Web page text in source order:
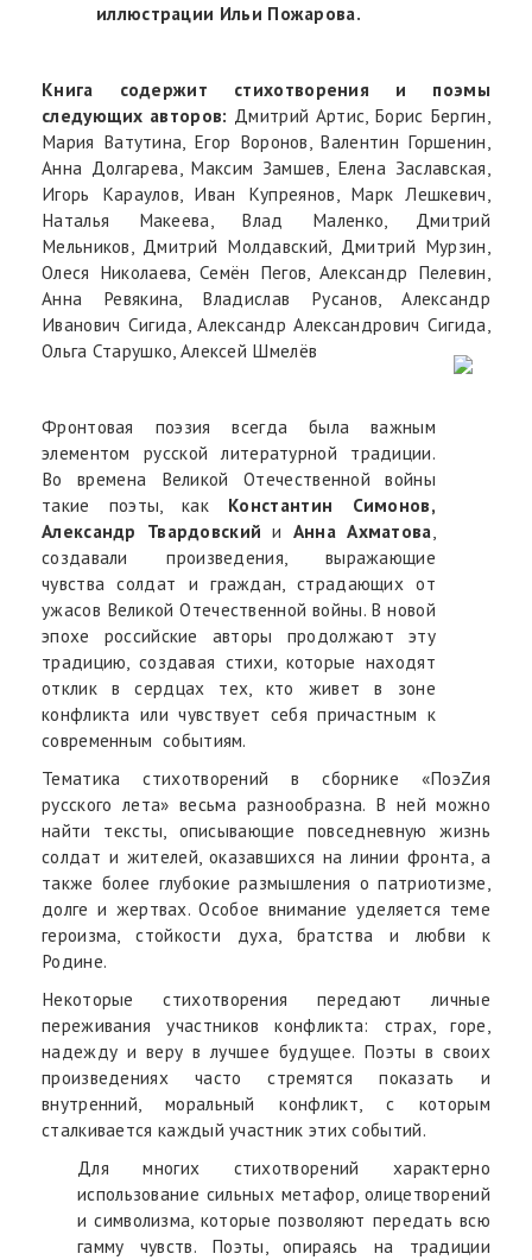
иллюстрации Ильи Пожарова.
Книга содержит стихотворения и поэмы
следующих авторов: Дмитрий Артис, Борис Бергин,
Мария Ватутина, Егор Воронов, Валентин Горшенин,
Анна Долгарева, Максим Замшев, Елена Заславская,
Игорь Караулов, Иван Купреянов, Марк Лешкевич,
Наталья Макеева, Влад Маленко, Дмитрий
Мельников, Дмитрий Молдавский, Дмитрий Мурзин,
Олеся Николаева, Семён Пегов, Александр Пелевин,
Анна Ревякина, Владислав Русанов, Александр
Иванович Сигида, Александр Александрович Сигида,
Ольга Старушко, Алексей Шмелёв
Фронтовая поэзия всегда была важным
элементом русской литературной традиции.
Во времена Великой Отечественной войны
такие поэты, как Константин Симонов,
Александр Твардовский и Анна Ахматова,
создавали произведения, выражающие
чувства солдат и граждан, страдающих от
ужасов Великой Отечественной войны. В новой
эпохе российские авторы продолжают эту
традицию, создавая стихи, которые находят
отклик в сердцах тех, кто живет в зоне
конфликта или чувствует себя причастным к
современным событиям.
Тематика стихотворений в сборнике «ПоэZия
русского лета» весьма разнообразна. В ней можно
найти тексты, описывающие повседневную жизнь
солдат и жителей, оказавшихся на линии фронта, а
также более глубокие размышления о патриотизме,
долге и жертвах. Особое внимание уделяется теме
героизма, стойкости духа, братства и любви к
Родине.
Некоторые стихотворения передают личные
переживания участников конфликта: страх, горе,
надежду и веру в лучшее будущее. Поэты в своих
произведениях часто стремятся показать и
внутренний, моральный конфликт, с которым
сталкивается каждый участник этих событий.
Для многих стихотворений характерно
использование сильных метафор, олицетворений
и символизма, которые позволяют передать всю
гамму чувств. Поэты, опираясь на традиции